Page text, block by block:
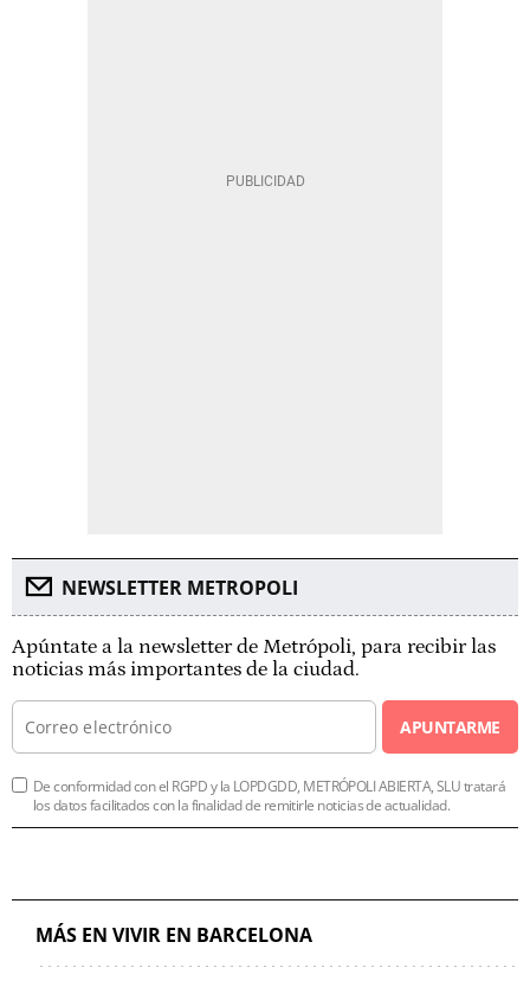
NEWSLETTER METROPOLI
Apúntate a la newsletter de Metrópoli, para recibir las
noticias más importantes de la ciudad.
APUNTARME
De conformidad con el RGPD y la LOPDGDD, METRÓPOLI ABIERTA, SLU tratará
los datos facilitados con la finalidad de remitirle noticias de actualidad.
MÁS EN VIVIR EN BARCELONA